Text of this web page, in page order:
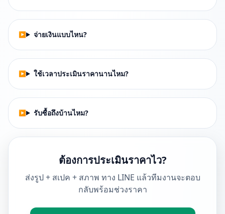
จ่ายเงินแบบไหน?
ใช้เวลาประเมินราคานานไหม?
รับซื้อถึงบ้านไหม?
ต้องการประเมินราคาไว?
ส่งรูป + สเปค + สภาพ ทาง LINE แล้วทีมงานจะตอบ
กลับพร้อมช่วงราคา